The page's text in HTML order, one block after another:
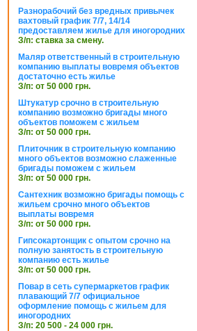
Разнорабочий без вредных привычек
вахтовый график 7/7, 14/14
предоставляем жилье для иногородних
З/п: ставка за смену.
Маляр ответственный в строительную
компанию выплаты вовремя объектов
достаточно есть жилье
З/п: от 50 000 грн.
Штукатур срочно в строительную
компанию возможно бригады много
объектов поможем с жильем
З/п: от 50 000 грн.
Плиточник в строительную компанию
много объектов возможно слаженные
бригады поможем с жильем
З/п: от 50 000 грн.
Сантехник возможно бригады помощь с
жильем срочно много объектов
выплаты вовремя
З/п: от 50 000 грн.
Гипсокартонщик с опытом срочно на
полную занятость в строительную
компанию есть жилье
З/п: от 50 000 грн.
Повар в сеть супермаркетов график
плавающий 7/7 официальное
оформление помощь с жильем для
иногородних
З/п: 20 500 - 24 000 грн.